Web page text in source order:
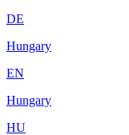
DE
Hungary
EN
Hungary
HU